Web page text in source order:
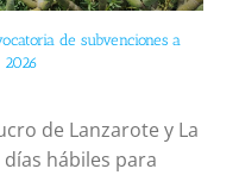
de subvenciones a
2026
de Lanzarote y La
hábiles para